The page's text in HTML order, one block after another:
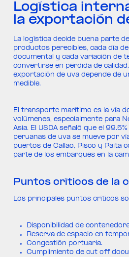
Logística
la exportación
La logística decide buena parte
productos perecibles, cada día
documental y cada variación de
convertirse en pérdida de
exportación de uva depende de
medible.
El transporte marítimo es la vía
volúmenes, especialmente para
Asia. El USDA señaló que el
peruanas de uva se mueve por
puertos de Callao, Pisco y Paita
parte de los embarques en la
Puntos críticos de la
Los principales puntos críticos
Disponibilidad de
Reserva de espacio en
Congestión portuaria.
Cumplimiento de cut off